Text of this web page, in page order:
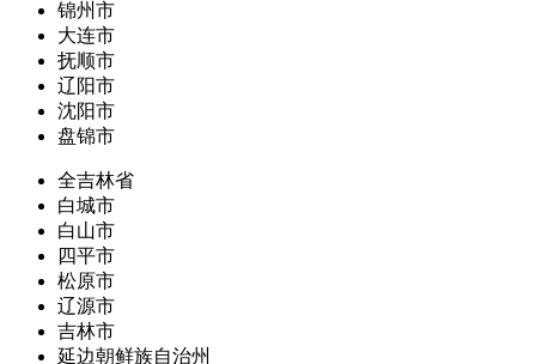
锦州市
大连市
抚顺市
辽阳市
沈阳市
盘锦市
全吉林省
白城市
白山市
四平市
松原市
辽源市
吉林市
延边朝鲜族自治州